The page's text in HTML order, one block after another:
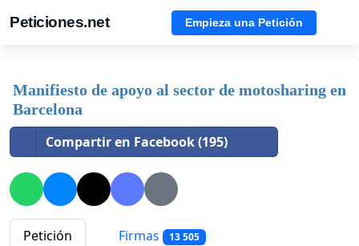
Peticiones.net Empieza una Petición
Manifiesto de apoyo al sector de motosharing en
Barcelona
Compartir en Facebook (195)
Petición Firmas 13 505